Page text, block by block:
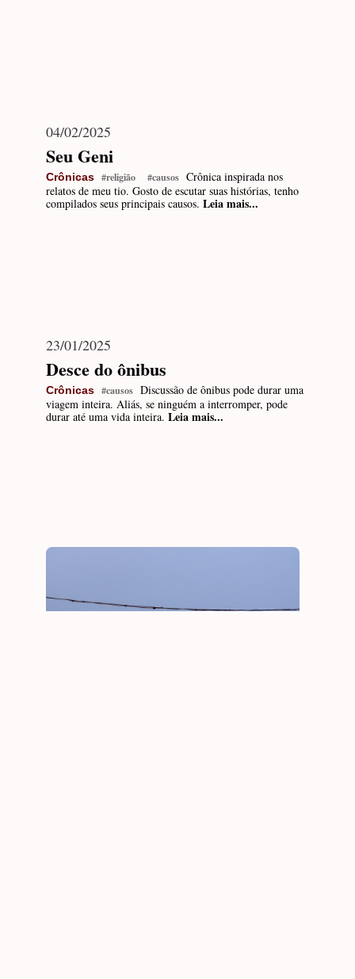
04/02/2025
Seu Geni
Crônicas #religião #causos Crônica inspirada nos
relatos de meu tio. Gosto de escutar suas histórias, tenho
compilados seus principais causos. Leia mais...
23/01/2025
Desce do ônibus
Crônicas #causos Discussão de ônibus pode durar uma
viagem inteira. Aliás, se ninguém a interromper, pode
durar até uma vida inteira. Leia mais...